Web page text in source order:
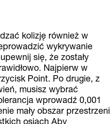
kolizję również w
wykrywanie
się, że zostały
Najpierw w
Point. Po drugie, z
musisz wybrać
wprowadź 0,001
mały obszar przestrzeni
osiach Aby